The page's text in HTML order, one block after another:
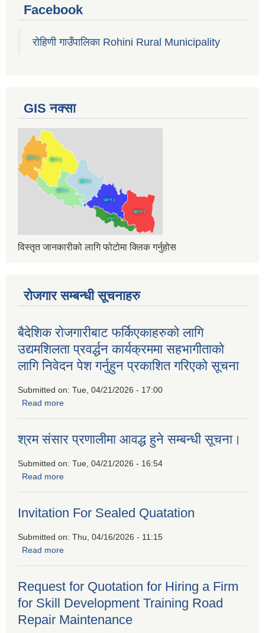
Facebook
रोहिणी गाउँपालिका Rohini Rural Municipality
GIS नक्सा
विस्तृत जानकारीको लागि फोटोमा क्लिक गर्नुहोस
रोजगार सम्बन्धी सूचनाहरु
बैदेशिक रोजगारीबाट फर्किएकाहरुको लागि
उद्यमशिलता प्रवर्द्धन कार्यक्रममा सहभागीताको
लागि निवेदन पेश गर्नुहुन प्रकाशित गरिएको सूचना
Submitted on: Tue, 04/21/2026 - 17:00
Read more
श्रम संसार प्रणालीमा आवद्ध हुने सम्बन्धी सूचना।
Submitted on: Tue, 04/21/2026 - 16:54
Read more
Invitation For Sealed Quatation
Submitted on: Thu, 04/16/2026 - 11:15
Read more
Request for Quotation for Hiring a Firm
for Skill Development Training Road
Repair Maintenance